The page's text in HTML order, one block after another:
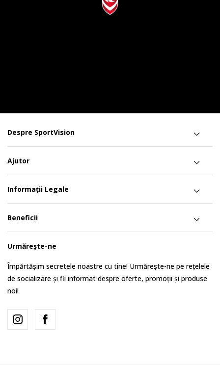
Despre SportVision
Ajutor
Informații Legale
Beneficii
Urmărește-ne
Împărtășim secretele noastre cu tine! Urmărește-ne pe rețelele
de socializare și fii informat despre oferte, promoții și produse
noi!